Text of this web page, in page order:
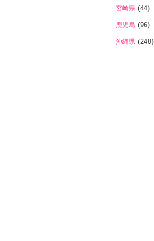
宮崎県 (44)
鹿児島 (96)
沖縄県 (248)